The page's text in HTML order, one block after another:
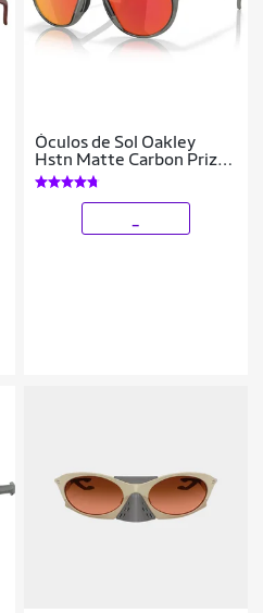
Óculos de Sol Oakley
Hstn Matte Carbon Prizm
Ruby Bio Matter